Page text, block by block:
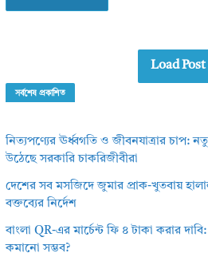
Load Post
সর্বশেষ প্রকাশিত
নিত্যপণ্যের ঊর্ধ্বগতি ও জীবনযাত্রার চাপ:
উঠেছে সরকারি চাকরিজীবীরা
দেশের সব মসজিদে জুমার প্রাক-খুতবায়
বক্তব্যের নির্দেশ
বাংলা QR-এর মার্চেন্ট ফি ৪ টাকা করার
কমানো সম্ভব?